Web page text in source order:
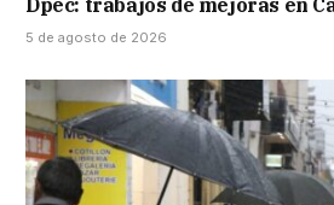
Dpec: trabajos de mejoras en
5 de agosto de 2026